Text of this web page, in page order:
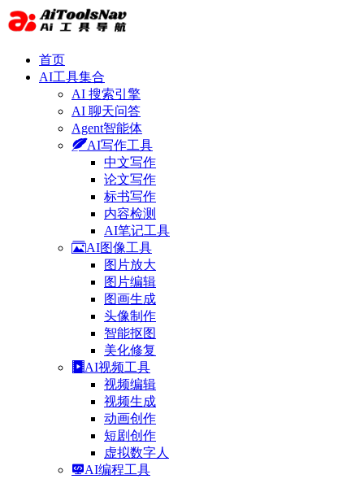
首页
AI工具集合
AI 搜索引擎
AI 聊天问答
Agent智能体
AI写作工具
中文写作
论文写作
标书写作
内容检测
AI笔记工具
AI图像工具
图片放大
图片编辑
图画生成
头像制作
智能抠图
美化修复
AI视频工具
视频编辑
视频生成
动画创作
短剧创作
虚拟数字人
AI编程工具